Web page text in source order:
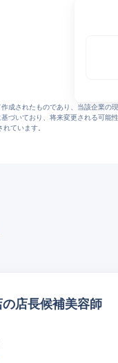
成されたものであり、当該企業
づいており、将来変更される可能性
ています。
店長候補美容師